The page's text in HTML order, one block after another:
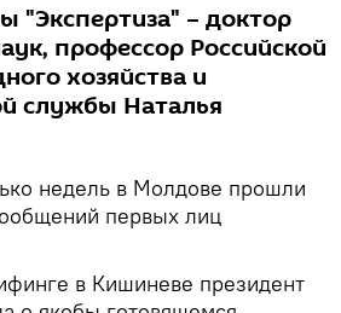
"Экспертиза" – доктор
профессор Российской
хозяйства и
службы Наталья
недель в Молдове прошли
первых лиц
в Кишиневе президент